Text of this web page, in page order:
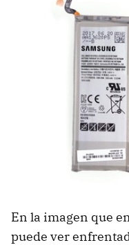
En la imagen que
puede ver